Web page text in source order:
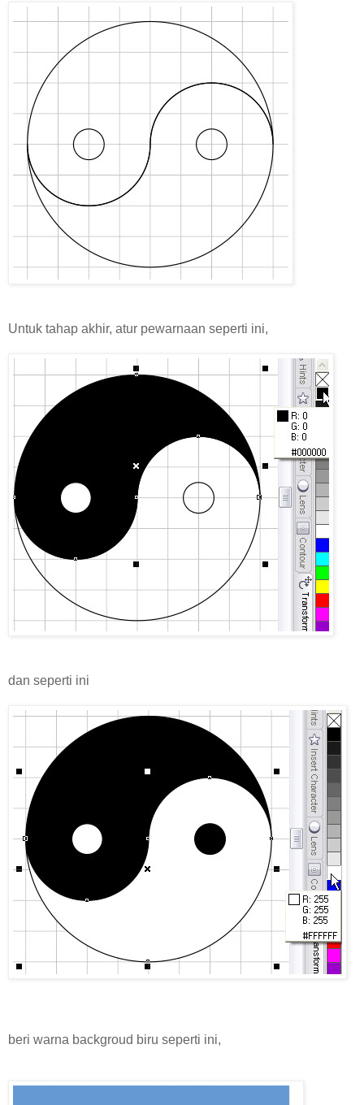
Untuk tahap akhir, atur pewarnaan seperti ini,
dan seperti ini
beri warna backgroud biru seperti ini,